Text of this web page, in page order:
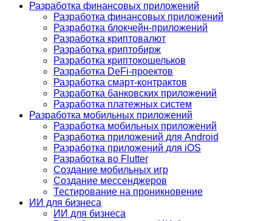
Разработка финансовых приложений
Разработка финансовых приложений
Разработка блокчейн-приложений
Разработка криптовалют
Разработка криптобирж
Разработка криптокошельков
Разработка DeFi-проектов
Разработка смарт-контрактов
Разработка банковских приложений
Разработка платежных систем
Разработка мобильных приложений
Разработка мобильных приложений
Разработка приложений для Android
Разработка приложений для iOS
Разработка во Flutter
Создание мобильных игр
Создание мессенджеров
Тестирование на проникновение
ИИ для бизнеса
ИИ для бизнеса